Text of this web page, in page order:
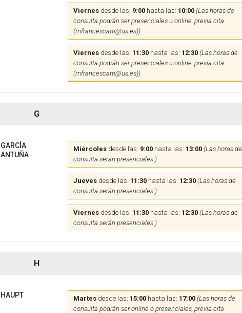
Viernesdesde las: 9:00hasta las: 10:00 (Las horas de
consulta podrán ser presenciales u online, previa cita
(mfrancescatti@us.es))
Viernesdesde las: 11:30hasta las: 12:30 (Las horas de
consulta podrán ser presenciales u online, previa cita
(mfrancescatti@us.es))
G
GARCÍA
ANTUÑA
Miércolesdesde las: 9:00hasta las: 13:00 (Las horas de
consulta serán presenciales )
Juevesdesde las: 11:30hasta las: 12:30 (Las horas de
consulta serán presenciales )
Viernesdesde las: 11:30hasta las: 12:30 (Las horas de
consulta serán presenciales )
H
HAUPT Martesdesde las: 15:00hasta las: 17:00 (Las horas de
consulta podrán ser online o presenciales, previa cita